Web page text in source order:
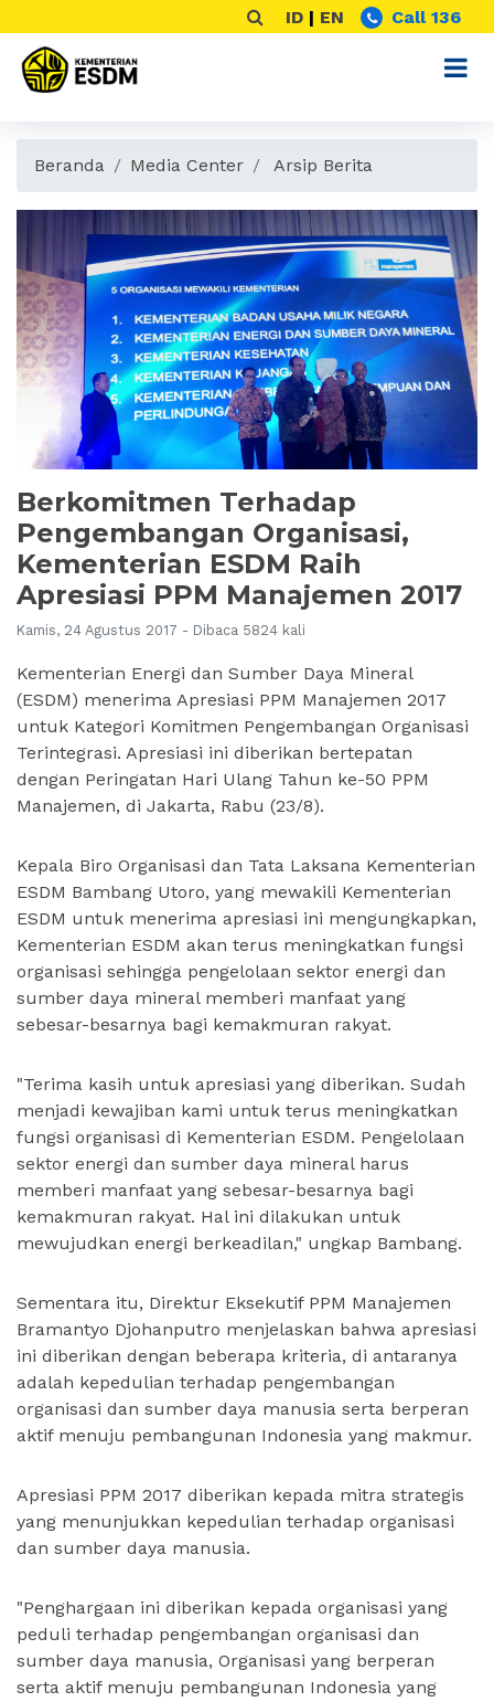
ID | EN Call 136
Beranda Media Center Arsip Berita
Berkomitmen Terhadap
Pengembangan Organisasi,
Kementerian ESDM Raih
Apresiasi PPM Manajemen 2017
Kamis, 24 Agustus 2017 - Dibaca 5824 kali
Kementerian Energi dan Sumber Daya Mineral
(ESDM) menerima Apresiasi PPM Manajemen 2017
untuk Kategori Komitmen Pengembangan Organisasi
Terintegrasi. Apresiasi ini diberikan bertepatan
dengan Peringatan Hari Ulang Tahun ke-50 PPM
Manajemen, di Jakarta, Rabu (23/8).
Kepala Biro Organisasi dan Tata Laksana Kementerian
ESDM Bambang Utoro, yang mewakili Kementerian
ESDM untuk menerima apresiasi ini mengungkapkan,
Kementerian ESDM akan terus meningkatkan fungsi
organisasi sehingga pengelolaan sektor energi dan
sumber daya mineral memberi manfaat yang
sebesar-besarnya bagi kemakmuran rakyat.
"Terima kasih untuk apresiasi yang diberikan. Sudah
menjadi kewajiban kami untuk terus meningkatkan
fungsi organisasi di Kementerian ESDM. Pengelolaan
sektor energi dan sumber daya mineral harus
memberi manfaat yang sebesar-besarnya bagi
kemakmuran rakyat. Hal ini dilakukan untuk
mewujudkan energi berkeadilan," ungkap Bambang.
Sementara itu, Direktur Eksekutif PPM Manajemen
Bramantyo Djohanputro menjelaskan bahwa apresiasi
ini diberikan dengan beberapa kriteria, di antaranya
adalah kepedulian terhadap pengembangan
organisasi dan sumber daya manusia serta berperan
aktif menuju pembangunan Indonesia yang makmur.
Apresiasi PPM 2017 diberikan kepada mitra strategis
yang menunjukkan kepedulian terhadap organisasi
dan sumber daya manusia.
"Penghargaan ini diberikan kepada organisasi yang
peduli terhadap pengembangan organisasi dan
sumber daya manusia, Organisasi yang berperan
serta aktif menuju pembangunan Indonesia yang